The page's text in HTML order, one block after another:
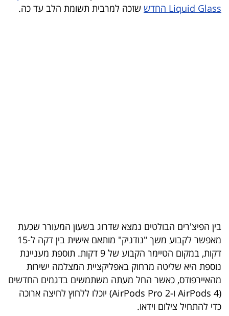
5
המילון
הכלכלי
פודקאסט
Liquid Glass החדש
שזכה למרבית תשומת הלב עד כה.
בין הפיצ'רים הבולטים נמצא שדרוג בשעון המעורר שכעת
מאפשר לקבוע משך "נודניק" מותאם אישית בין דקה ל-15
דקות, במקום הטיימר הקבוע של 9 דקות. תוספת מעניינת
נוספת היא שליטה מרחוק באפליקציית המצלמה ישירות
מהאיירפודס, כאשר החל מעתה משתמשים בדגמים החדשים
(AirPods 4 ו-AirPods Pro 2) יוכלו ללחוץ לחיצה ארוכה
כדי להתחיל צילום וידאו.